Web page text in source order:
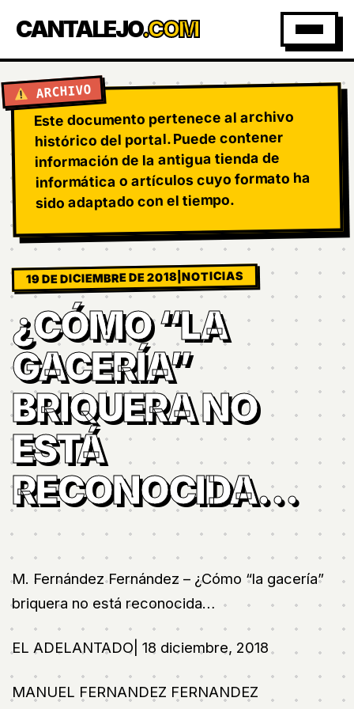
CANTALEJO.COM
ARCHIVO
Este documento pertenece al archivo
histórico del portal. Puede contener
información de la antigua tienda de
informática o artículos cuyo formato ha
sido adaptado con el tiempo.
19 DE DICIEMBRE DE 2018|NOTICIAS
¿CÓMO “LA
GACERÍA”
BRIQUERA NO
ESTÁ
RECONOCIDA…
M. Fernández Fernández – ¿Cómo “la gacería”
briquera no está reconocida…
EL ADELANTADO| 18 diciembre, 2018
MANUEL FERNANDEZ FERNANDEZ